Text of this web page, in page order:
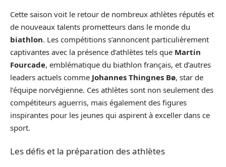
Cette saison voit le retour de nombreux athlètes réputés et
de nouveaux talents prometteurs dans le monde du
biathlon. Les compétitions s’annoncent particulièrement
captivantes avec la présence d’athlètes tels que Martin
Fourcade, emblématique du biathlon français, et d’autres
leaders actuels comme Johannes Thingnes Bø, star de
l’équipe norvégienne. Ces athlètes sont non seulement des
compétiteurs aguerris, mais également des figures
inspirantes pour les jeunes qui aspirent à exceller dans ce
sport.
Les défis et la préparation des athlètes